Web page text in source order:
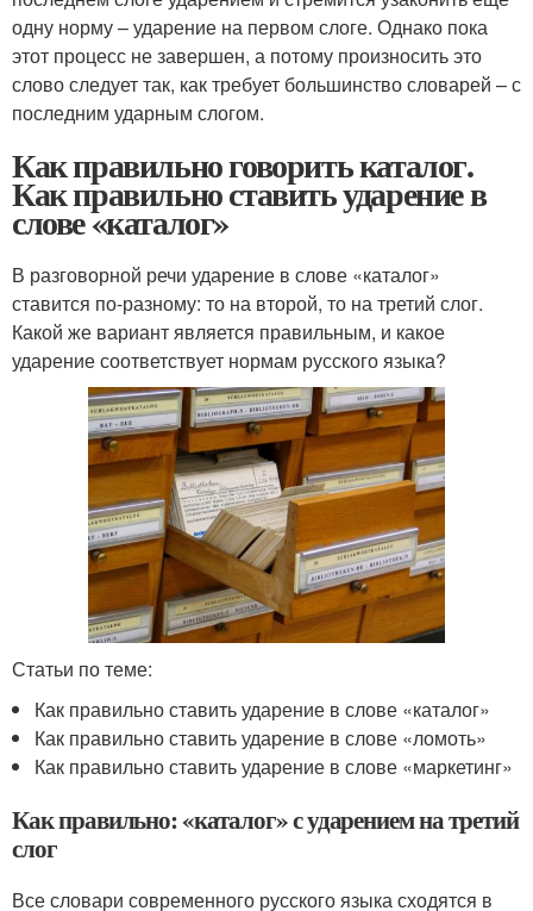
одну норму – ударение на первом слоге. Однако пока
этот процесс не завершен, а потому произносить это
слово следует так, как требует большинство словарей – с
последним ударным слогом.
Как правильно говорить каталог.
Как правильно ставить ударение в
слове «каталог»
В разговорной речи ударение в слове «каталог»
ставится по-разному: то на второй, то на третий слог.
Какой же вариант является правильным, и какое
ударение соответствует нормам русского языка?
Статьи по теме:
Как правильно ставить ударение в слове «каталог»
Как правильно ставить ударение в слове «ломоть»
Как правильно ставить ударение в слове «маркетинг»
Как правильно: «каталог» с ударением на третий
слог
Все словари современного русского языка сходятся в